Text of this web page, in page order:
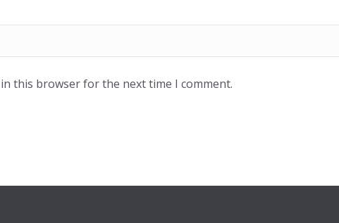
this browser for the next time I comment.